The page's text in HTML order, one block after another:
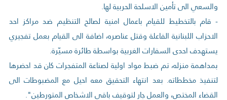
والسعي الى تأمين الاسلحة الحربية لها.
- قام بالتخطيط للقيام باعمال امنية لصالح التنظيم ضد مراكز احد
الاحزاب اللبنانية الفاعلة وقتل عناصره، اضافة الى القيام بعمل تفجيري
يستهدف احدى السفارات الغربية بواسطة طائرة مسيّرة.
بمداهمة منزله، تم ضبط مواد اولية لصناعة المتفجرات كان قد احضرها
لتنفيذ مخططاته. بعد انتهاء التحقيق معه احيل مع المضبوطات الى
القضاء المختص، والعمل جار لتوقيف باقي الاشخاص المتورطين".